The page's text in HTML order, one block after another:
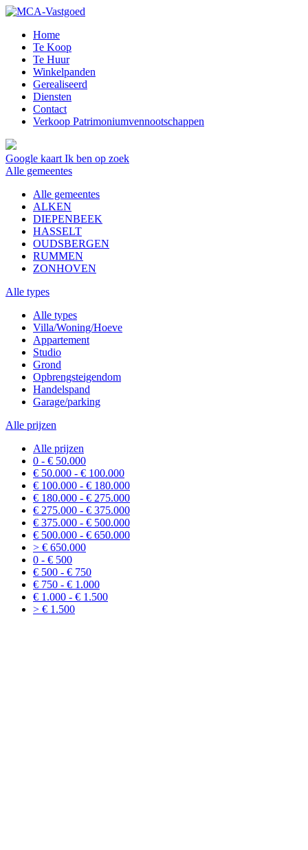
Home
Te Koop
Te Huur
Winkelpanden
Gerealiseerd
Diensten
Contact
Verkoop Patrimoniumvennootschappen
Google kaart Ik ben op zoek
Alle gemeentes
Alle gemeentes
ALKEN
DIEPENBEEK
HASSELT
OUDSBERGEN
RUMMEN
ZONHOVEN
Alle types
Alle types
Villa/Woning/Hoeve
Appartement
Studio
Grond
Opbrengsteigendom
Handelspand
Garage/parking
Alle prijzen
Alle prijzen
0 - € 50.000
€ 50.000 - € 100.000
€ 100.000 - € 180.000
€ 180.000 - € 275.000
€ 275.000 - € 375.000
€ 375.000 - € 500.000
€ 500.000 - € 650.000
> € 650.000
0 - € 500
€ 500 - € 750
€ 750 - € 1.000
€ 1.000 - € 1.500
> € 1.500